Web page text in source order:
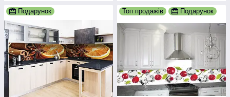
Подарунок Топ продажів Подарунок